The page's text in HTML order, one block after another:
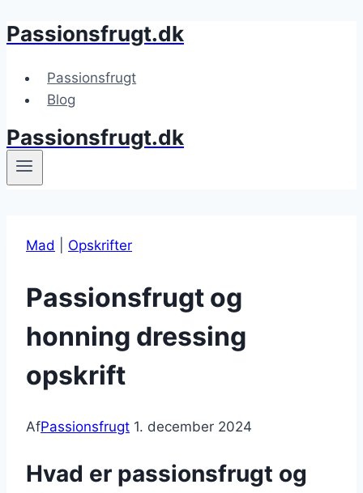
Fortsæt
indhold
Passionsfrugt.dk
Passionsfrugt
Blog
Passionsfrugt.dk
Mad Opskrifter
Passionsfrugt og
honning dressing
opskrift
AfPassionsfrugt 1. december 2024
Hvad er passionsfrugt og